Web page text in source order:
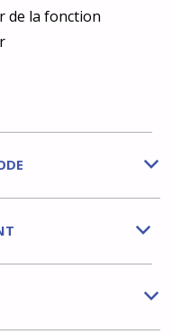
de la fonction
b
b
b